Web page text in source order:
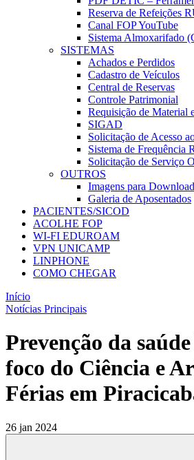
Reserva de Refeições
Canal FOP YouTube
Sistema Almoxarifado
SISTEMAS
Achados e Perdidos
Cadastro de Veículos
Central de Reservas
Controle Patrimonial
Requisição de Material
SIGAD
Solicitação de Acesso
Sistema de Frequência
Solicitação de Serviço
OUTROS
Imagens para
Galeria de Aposentados
PACIENTES/SICOD
ACOLHE FOP
WI-FI EDUROAM
VPN UNICAMP
LINPHONE
COMO CHEGAR
Início
Notícias Principais
Prevenção da
foco do Ciência e
Férias em
26 jan 2024